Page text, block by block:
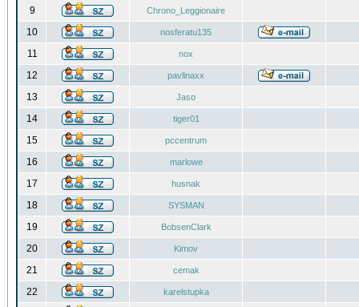
9 Chrono_Leggionaire
10 nosferatu135
11 nox
12 pavlinaxx
13 Jaso
14 tiger01
15 pccentrum
16 marlowe
17 husnak
18 SYSMAN
19 BobsenClark
20 Kimov
21 cemak
22 karelstupka